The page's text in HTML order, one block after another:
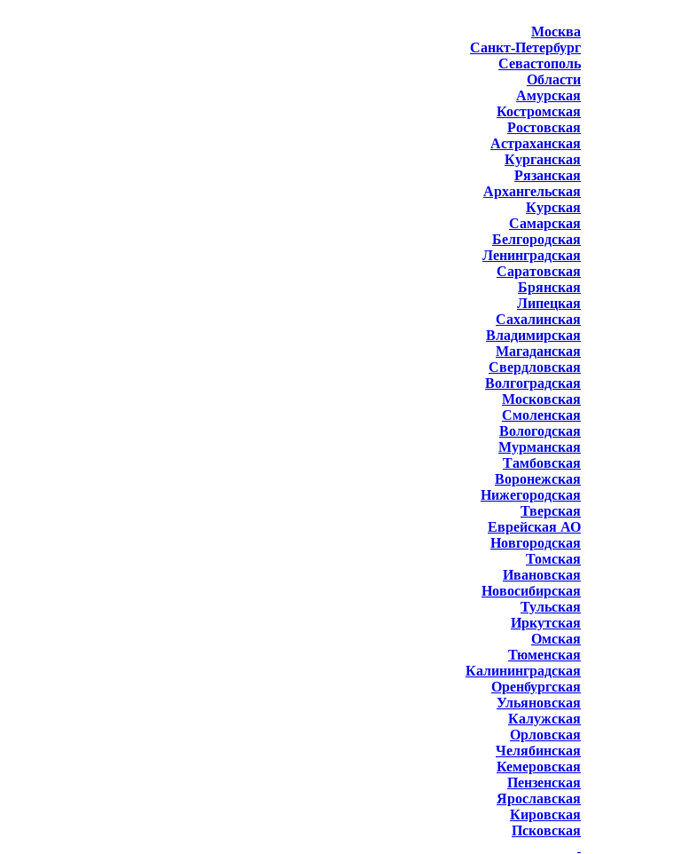
Москва
Санкт-Петербург
Севастополь
Области
Амурская
Костромская
Ростовская
Астраханская
Курганская
Рязанская
Архангельская
Курская
Самарская
Белгородская
Ленинградская
Саратовская
Брянская
Липецкая
Сахалинская
Владимирская
Магаданская
Свердловская
Волгоградская
Московская
Смоленская
Вологодская
Мурманская
Тамбовская
Воронежская
Нижегородская
Тверская
Еврейская АО
Новгородская
Томская
Ивановская
Новосибирская
Тульская
Иркутская
Омская
Тюменская
Калининградская
Оренбургская
Ульяновская
Калужская
Орловская
Челябинская
Кемеровская
Пензенская
Ярославская
Кировская
Псковская